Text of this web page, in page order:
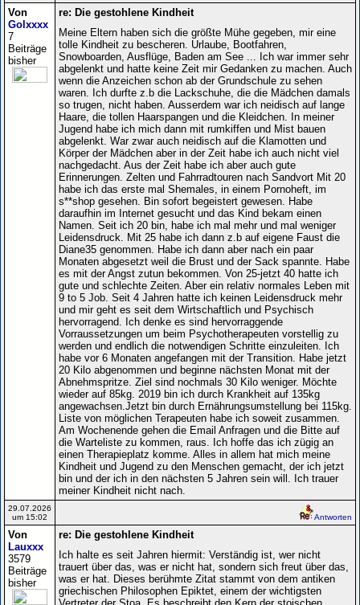
Von
Golxxxx
7
Beiträge
bisher
re: Die gestohlene Kindheit
Meine Eltern haben sich die größte Mühe gegeben, mir eine
tolle Kindheit zu bescheren. Urlaube, Bootfahren,
Snowboarden, Ausflüge, Baden am See ... Ich war immer sehr
abgelenkt und hatte keine Zeit mir Gedanken zu machen. Auch
wenn die Anzeichen schon ab der Grundschule zu sehen
waren. Ich durfte z.b die Lackschuhe, die die Mädchen damals
so trugen, nicht haben. Ausserdem war ich neidisch auf lange
Haare, die tollen Haarspangen und die Kleidchen. In meiner
Jugend habe ich mich dann mit rumkiffen und Mist bauen
abgelenkt. War zwar auch neidisch auf die Klamotten und
Körper der Mädchen aber in der Zeit habe ich auch nicht viel
nachgedacht. Aus der Zeit habe ich aber auch gute
Erinnerungen. Zelten und Fahrradtouren nach Sandvort Mit 20
habe ich das erste mal Shemales, in einem Pornoheft, im
s**shop gesehen. Bin sofort begeistert gewesen. Habe
daraufhin im Internet gesucht und das Kind bekam einen
Namen. Seit ich 20 bin, habe ich mal mehr und mal weniger
Leidensdruck. Mit 25 habe ich dann z.b auf eigene Faust die
Diane35 genommen. Habe ich dann aber nach ein paar
Monaten abgesetzt weil die Brust und der Sack spannte. Habe
es mit der Angst zutun bekommen. Von 25-jetzt 40 hatte ich
gute und schlechte Zeiten. Aber ein relativ normales Leben mit
9 to 5 Job. Seit 4 Jahren hatte ich keinen Leidensdruck mehr
und mir geht es seit dem Wirtschaftlich und Psychisch
hervorragend. Ich denke es sind hervorraggende
Vorraussetzungen um beim Psychotherapeuten vorstellig zu
werden und endlich die notwendigen Schritte einzuleiten. Ich
habe vor 6 Monaten angefangen mit der Transition. Habe jetzt
20 Kilo abgenommen und beginne nächsten Monat mit der
Abnehmspritze. Ziel sind nochmals 30 Kilo weniger. Möchte
wieder auf 85kg. 2019 bin ich durch Krankheit auf 135kg
angewachsen.Jetzt bin durch Ernährungsumstellung bei 115kg.
Liste von möglichen Terapeuten habe ich soweit zusammen.
Am Wochenende gehen die Email Anfragen und die Bitte auf
die Warteliste zu kommen, raus. Ich hoffe das ich zügig an
einen Therapieplatz komme. Alles in allem hat mich meine
Kindheit und Jugend zu den Menschen gemacht, der ich jetzt
bin und der ich in den nächsten 5 Jahren sein will. Ich trauer
meiner Kindheit nicht nach.
29.07.2026
um 15:02
Antworten
Von
Lauxxx
3579
Beiträge
bisher
re: Die gestohlene Kindheit
Ich halte es seit Jahren hiermit: Verständig ist, wer nicht
trauert über das, was er nicht hat, sondern sich freut über das,
was er hat. Dieses berühmte Zitat stammt von dem antiken
griechischen Philosophen Epiktet, einem der wichtigsten